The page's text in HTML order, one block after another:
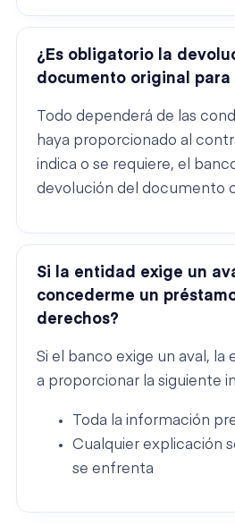
¿Es obligatorio la
documento original para
Todo dependerá de las
haya proporcionado al
indica o se requiere, el
devolución del documento
Si la entidad exige un
concederme un
derechos?
Si el banco exige un aval, la
a proporcionar la siguiente
Toda la información
Cualquier explicación
se enfrenta